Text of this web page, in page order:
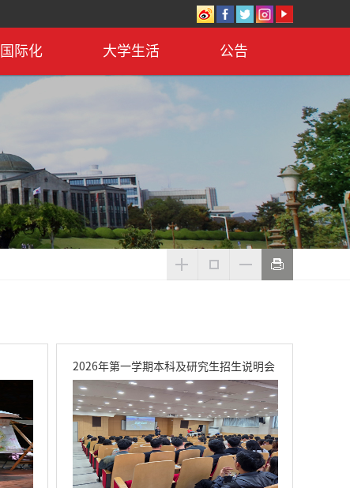
国际化 大学生活 公告
2026年第一学期本科及研究生招生说明会（现场图）